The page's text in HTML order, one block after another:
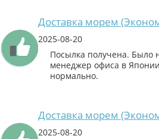
Доставка морем
2025-08-20
Посылка получена. Было
менеджер офиса в
нормально.
Доставка морем
2025-08-20